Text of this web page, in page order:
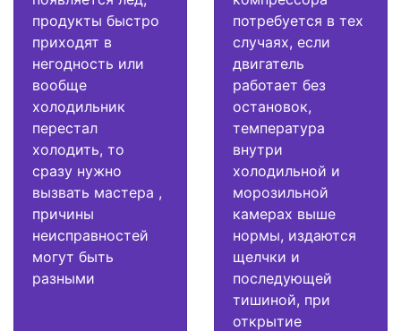
продукты быстро
приходят в
негодность или
вообще
холодильник
перестал
холодить, то
сразу нужно
вызвать мастера ,
причины
неисправностей
могут быть
разными
потребуется в тех
случаях, если
двигатель
работает без
остановок,
температура
внутри
холодильной и
морозильной
камерах выше
нормы, издаются
щелчки и
последующей
тишиной, при
открытие